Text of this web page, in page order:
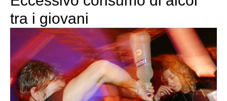
tra i giovani